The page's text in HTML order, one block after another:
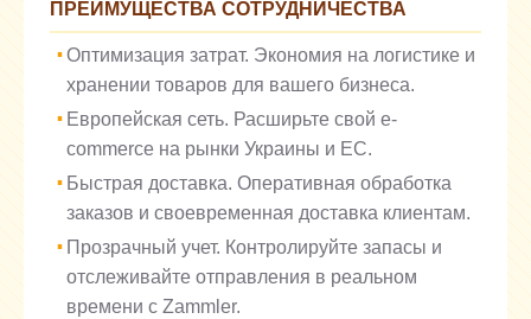
ПРЕИМУЩЕСТВА СОТРУДНИЧЕСТВА
Оптимизация затрат. Экономия на логистике и
хранении товаров для вашего бизнеса.
Европейская сеть. Расширьте свой e-
commerce на рынки Украины и ЕС.
Быстрая доставка. Оперативная обработка
заказов и своевременная доставка клиентам.
Прозрачный учет. Контролируйте запасы и
отслеживайте отправления в реальном
времени с Zammler.